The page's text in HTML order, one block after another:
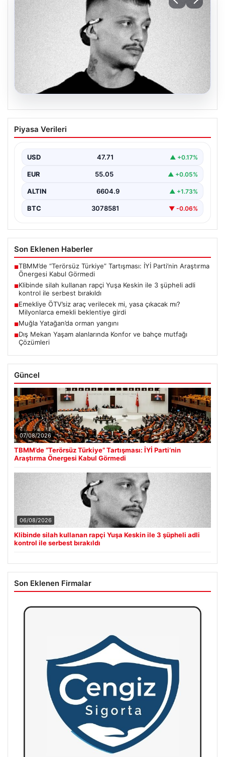
06.08.2026
Klibinde silah kullanan rapçi Yuşa
Keskin ile 3 şüpheli adli kontrol ile
Piyasa Verileri
USD 47.71 ▲ +0.17%
EUR 55.05 ▲ +0.05%
ALTIN 6604.9 ▲ +1.73%
BTC 3078581 ▼ -0.06%
Son Eklenen Haberler
■TBMM’de “Terörsüz Türkiye” Tartışması: İYİ Parti’nin Araştırma
Önergesi Kabul Görmedi
■Klibinde silah kullanan rapçi Yuşa Keskin ile 3 şüpheli adli
kontrol ile serbest bırakıldı
■Emekliye ÖTV’siz araç verilecek mi, yasa çıkacak mı?
Milyonlarca emekli beklentiye girdi
■Muğla Yatağan’da orman yangını
■Dış Mekan Yaşam alanlarında Konfor ve bahçe mutfağı
Çözümleri
Güncel
07/08/2026
TBMM’de “Terörsüz Türkiye” Tartışması: İYİ Parti’nin
Araştırma Önergesi Kabul Görmedi
06/08/2026
Klibinde silah kullanan rapçi Yuşa Keskin ile 3 şüpheli adli
kontrol ile serbest bırakıldı
Son Eklenen Firmalar